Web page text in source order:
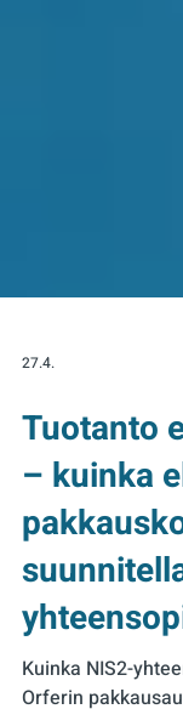
27.4.
Tuotanto
– kuinka